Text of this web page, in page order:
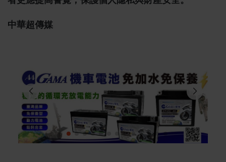
中華超傳媒